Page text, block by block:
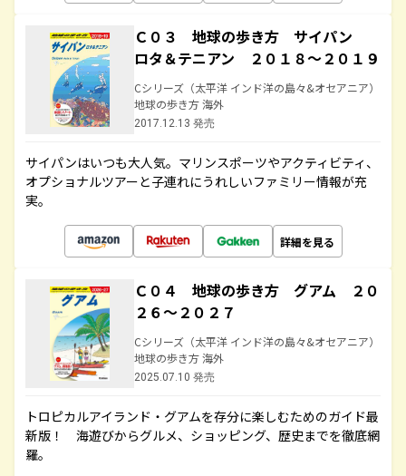
Ｃ０３ 地球の歩き方 サイパン
ロタ＆テニアン ２０１８～２０１９
Cシリーズ（太平洋 インド洋の島々&オセアニア）
地球の歩き方 海外
2017.12.13 発売
サイパンはいつも大人気。マリンスポーツやアクティビティ、
オプショナルツアーと子連れにうれしいファミリー情報が充
実。
詳細を見る
Ｃ０４ 地球の歩き方 グアム ２０
２６～２０２７
Cシリーズ（太平洋 インド洋の島々&オセアニア）
地球の歩き方 海外
2025.07.10 発売
トロピカルアイランド・グアムを存分に楽しむためのガイド最
新版！ 海遊びからグルメ、ショッピング、歴史までを徹底網
羅。